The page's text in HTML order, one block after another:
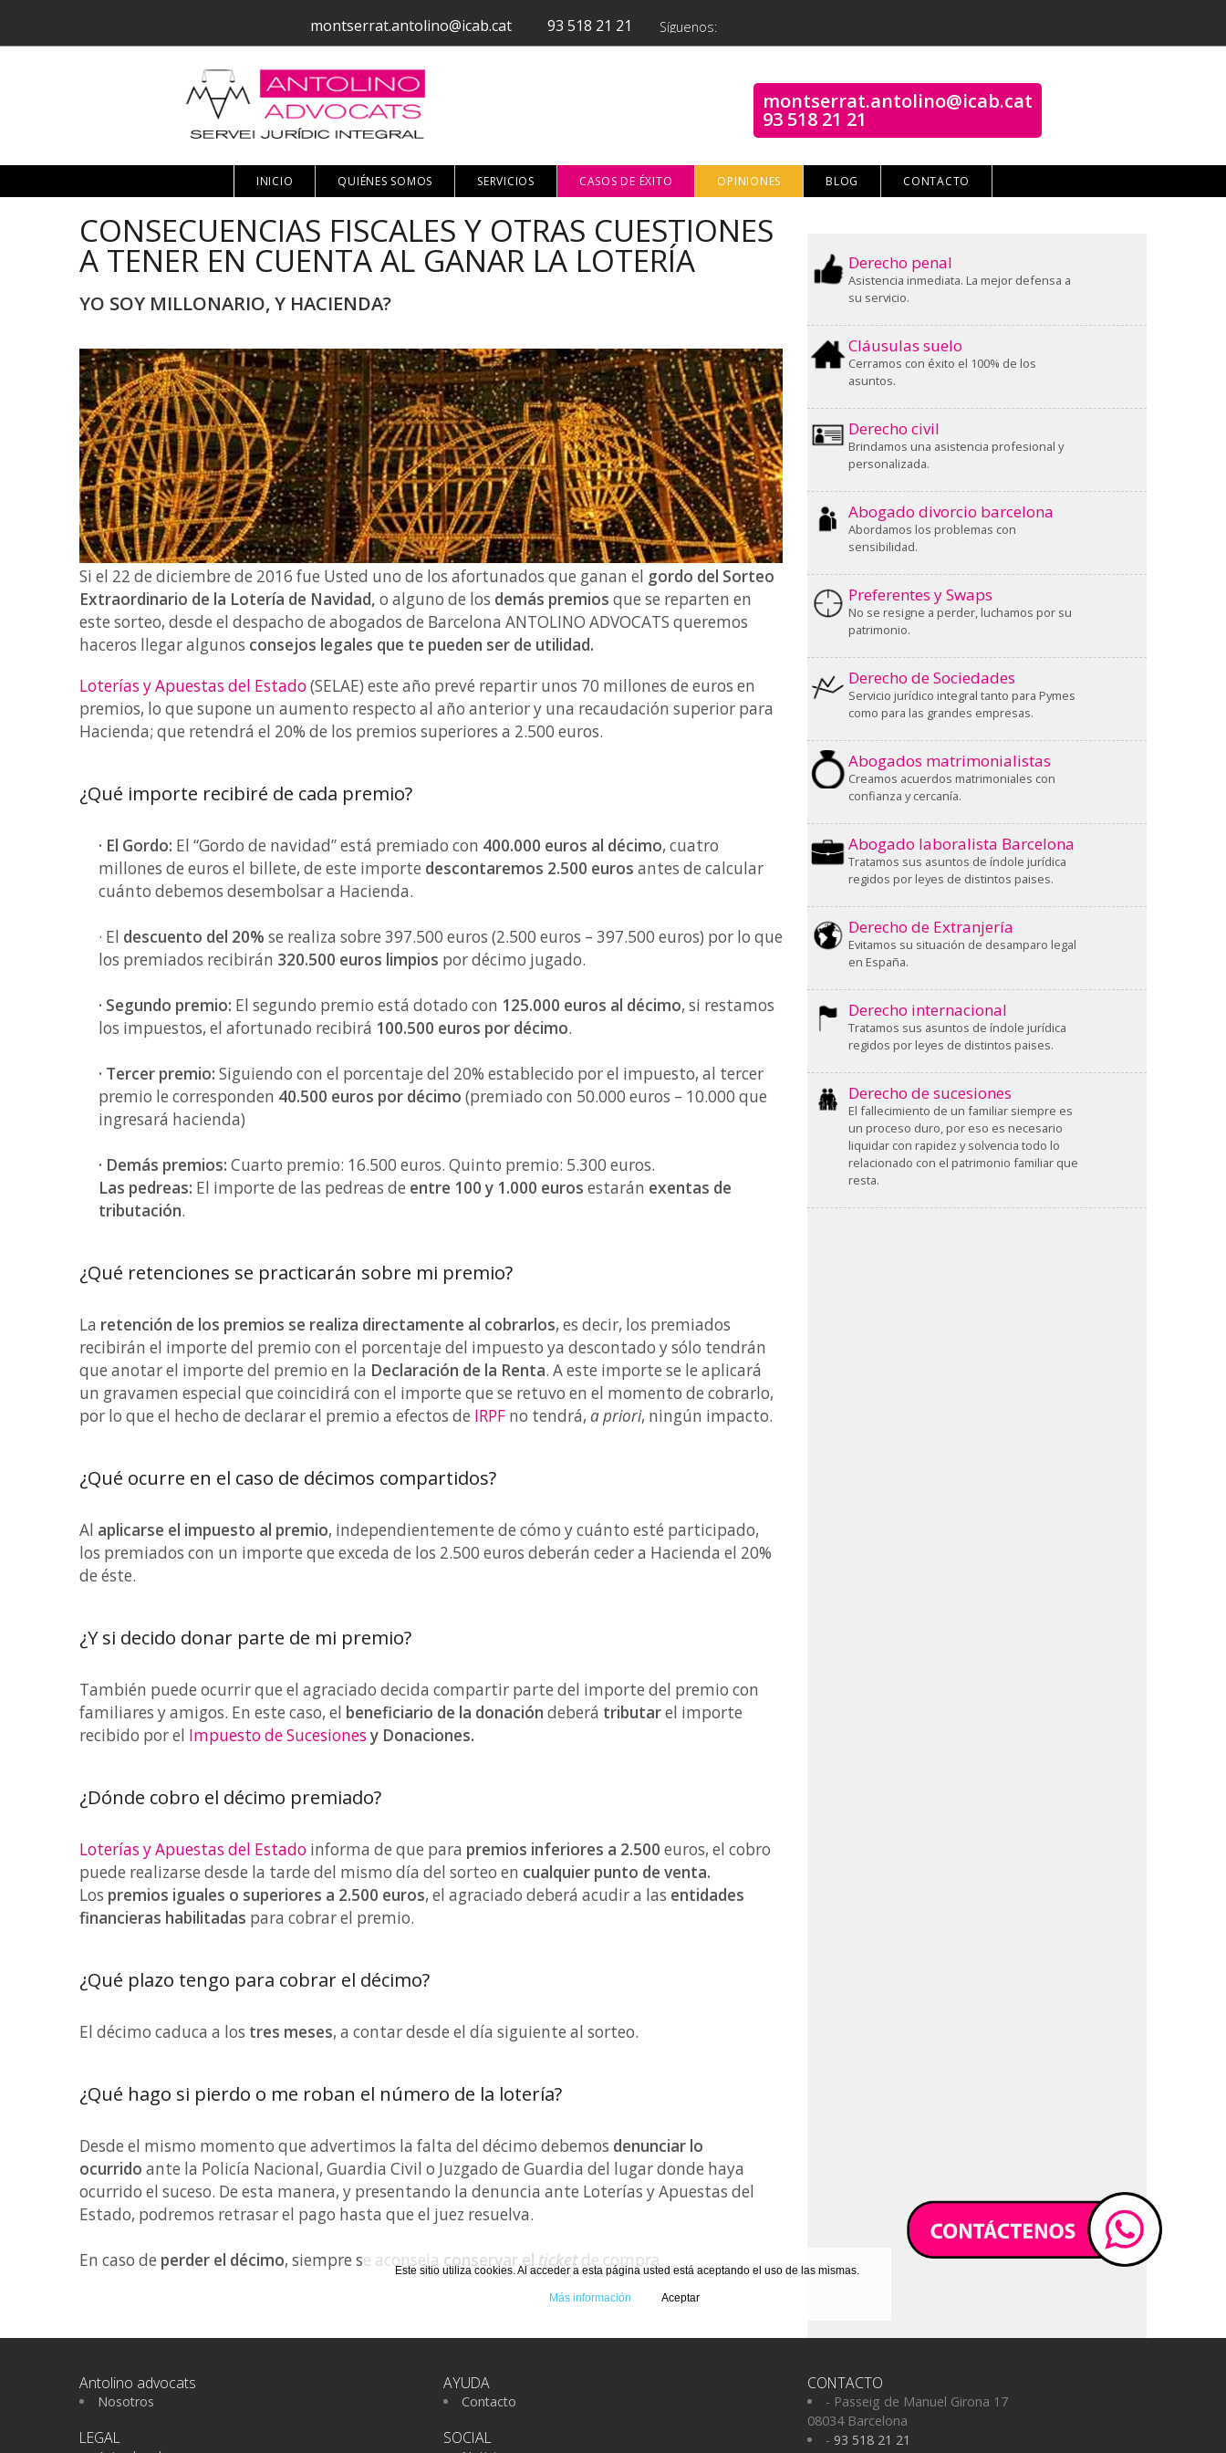
montserrat.antolino@icab.cat 93 518 21 21 Síguenos:
montserrat.antolino@icab.cat
93 518 21 21
INICIO QUIÉNES SOMOS SERVICIOS CASOS DE ÉXITO OPINIONES BLOG CONTACTO
CONSECUENCIAS FISCALES Y OTRAS CUESTIONES
A TENER EN CUENTA AL GANAR LA LOTERÍA
YO SOY MILLONARIO, Y HACIENDA?
Si el 22 de diciembre de 2016 fue Usted uno de los afortunados que ganan el gordo del Sorteo
Extraordinario de la Lotería de Navidad, o alguno de los demás premios que se reparten en
este sorteo, desde el despacho de abogados de Barcelona ANTOLINO ADVOCATS queremos
haceros llegar algunos consejos legales que te pueden ser de utilidad.
Loterías y Apuestas del Estado (SELAE) este año prevé repartir unos 70 millones de euros en
premios, lo que supone un aumento respecto al año anterior y una recaudación superior para
Hacienda; que retendrá el 20% de los premios superiores a 2.500 euros.
¿Qué importe recibiré de cada premio?
· El Gordo: El “Gordo de navidad” está premiado con 400.000 euros al décimo, cuatro
millones de euros el billete, de este importe descontaremos 2.500 euros antes de calcular
cuánto debemos desembolsar a Hacienda.
· El descuento del 20% se realiza sobre 397.500 euros (2.500 euros – 397.500 euros) por lo que
los premiados recibirán 320.500 euros limpios por décimo jugado.
· Segundo premio: El segundo premio está dotado con 125.000 euros al décimo, si restamos
los impuestos, el afortunado recibirá 100.500 euros por décimo.
· Tercer premio: Siguiendo con el porcentaje del 20% establecido por el impuesto, al tercer
premio le corresponden 40.500 euros por décimo (premiado con 50.000 euros – 10.000 que
ingresará hacienda)
· Demás premios: Cuarto premio: 16.500 euros. Quinto premio: 5.300 euros.
Las pedreas: El importe de las pedreas de entre 100 y 1.000 euros estarán exentas de
tributación.
¿Qué retenciones se practicarán sobre mi premio?
La retención de los premios se realiza directamente al cobrarlos, es decir, los premiados
recibirán el importe del premio con el porcentaje del impuesto ya descontado y sólo tendrán
que anotar el importe del premio en la Declaración de la Renta. A este importe se le aplicará
un gravamen especial que coincidirá con el importe que se retuvo en el momento de cobrarlo,
por lo que el hecho de declarar el premio a efectos de IRPF no tendrá, a priori, ningún impacto.
¿Qué ocurre en el caso de décimos compartidos?
Al aplicarse el impuesto al premio, independientemente de cómo y cuánto esté participado,
los premiados con un importe que exceda de los 2.500 euros deberán ceder a Hacienda el 20%
de éste.
¿Y si decido donar parte de mi premio?
También puede ocurrir que el agraciado decida compartir parte del importe del premio con
familiares y amigos. En este caso, el beneficiario de la donación deberá tributarel importe
recibido por el Impuesto de Sucesionesy Donaciones.
¿Dónde cobro el décimo premiado?
Loterías y Apuestas del Estado informa de que para premios inferiores a 2.500 euros, el cobro
puede realizarse desde la tarde del mismo día del sorteo en cualquier punto de venta.
Los premios iguales o superiores a 2.500 euros, el agraciado deberá acudir a las entidades
financieras habilitadas para cobrar el premio.
¿Qué plazo tengo para cobrar el décimo?
El décimo caduca a los tres meses, a contar desde el día siguiente al sorteo.
¿Qué hago si pierdo o me roban el número de la lotería?
Desde el mismo momento que advertimos la falta del décimo debemos denunciar lo
ocurrido ante la Policía Nacional, Guardia Civil o Juzgado de Guardia del lugar donde haya
ocurrido el suceso. De esta manera, y presentando la denuncia ante Loterías y Apuestas del
Estado, podremos retrasar el pago hasta que el juez resuelva.
En caso de perder el décimo, siempre se aconseja conservar el ticket de compra.
Derecho penal
Asistencia inmediata. La mejor defensa a
su servicio.
Cláusulas suelo
Cerramos con éxito el 100% de los
asuntos.
Derecho civil
Brindamos una asistencia profesional y
personalizada.
Abogado divorcio barcelona
Abordamos los problemas con
sensibilidad.
Preferentes y Swaps
No se resigne a perder, luchamos por su
patrimonio.
Derecho de Sociedades
Servicio jurídico integral tanto para Pymes
como para las grandes empresas.
Abogados matrimonialistas
Creamos acuerdos matrimoniales con
confianza y cercanía.
Abogado laboralista Barcelona
Tratamos sus asuntos de índole jurídica
regidos por leyes de distintos paises.
Derecho de Extranjería
Evitamos su situación de desamparo legal
en España.
Derecho internacional
Tratamos sus asuntos de índole jurídica
regidos por leyes de distintos paises.
Derecho de sucesiones
El fallecimiento de un familiar siempre es
un proceso duro, por eso es necesario
liquidar con rapidez y solvencia todo lo
relacionado con el patrimonio familiar que
resta.
Antolino advocats
Nosotros
LEGAL
AYUDA
Contacto
SOCIAL
CONTACTO
- Passeig de Manuel Girona 17
08034 Barcelona
- 93 518 21 21
Este sitio utiliza cookies. Al acceder a esta página usted está aceptando el uso de las mismas.
Más información Aceptar